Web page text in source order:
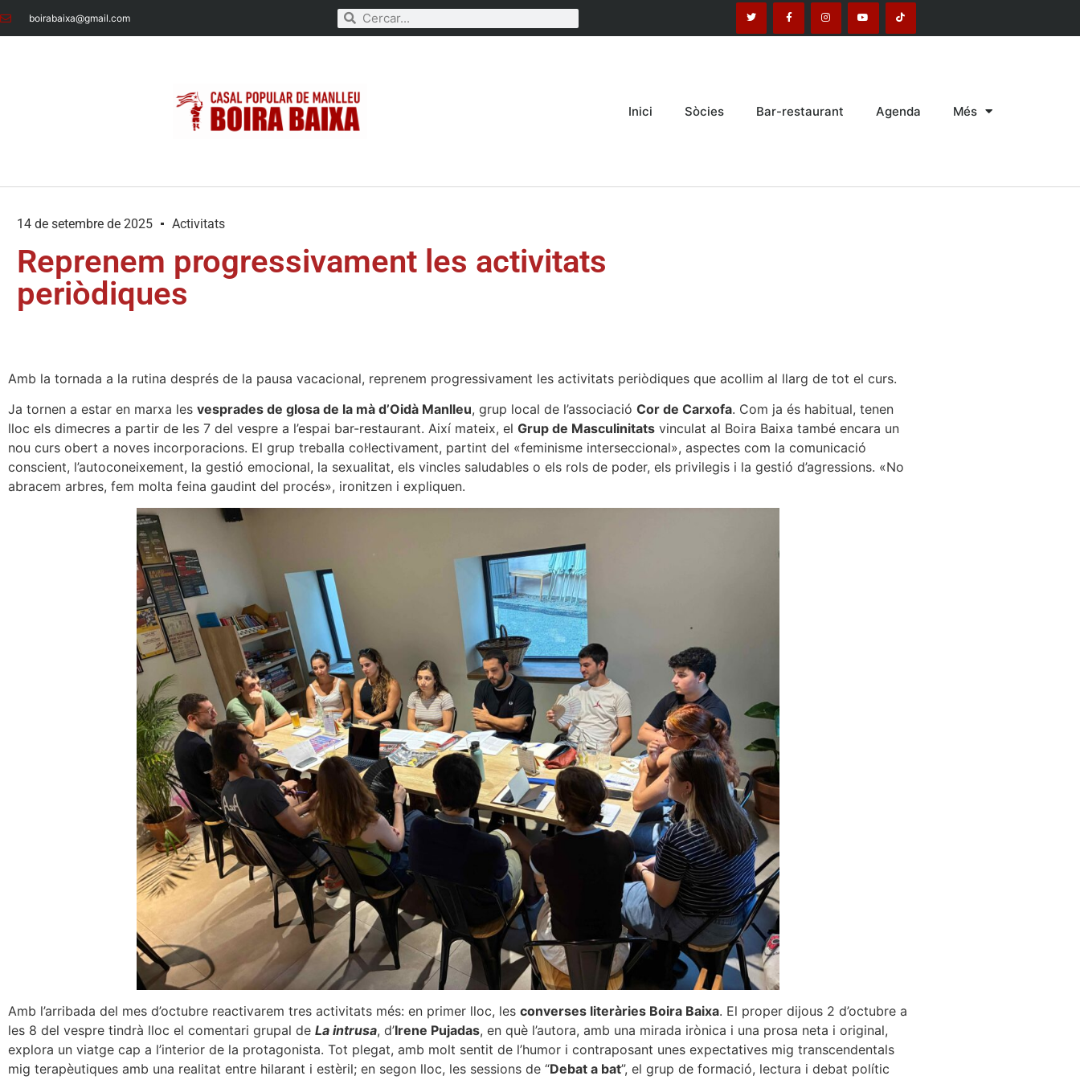
boirabaixa@gmail.com
Inici Sòcies Bar-restaurant Agenda Més
14 de setembre de 2025 Activitats
Reprenem progressivament les activitats
periòdiques
Amb la tornada a la rutina després de la pausa vacacional, reprenem progressivament les activitats periòdiques que acollim al llarg de tot el curs.
Ja tornen a estar en marxa les vesprades de glosa de la mà d’Oidà Manlleu, grup local de l’associació Cor de Carxofa. Com ja és habitual, tenen
lloc els dimecres a partir de les 7 del vespre a l’espai bar-restaurant. Així mateix, el Grup de Masculinitats vinculat al Boira Baixa també encara un
nou curs obert a noves incorporacions. El grup treballa col·lectivament, partint del «feminisme interseccional», aspectes com la comunicació
conscient, l’autoconeixement, la gestió emocional, la sexualitat, els vincles saludables o els rols de poder, els privilegis i la gestió d’agressions. «No
abracem arbres, fem molta feina gaudint del procés», ironitzen i expliquen.
Amb l’arribada del mes d’octubre reactivarem tres activitats més: en primer lloc, les converses literàries Boira Baixa. El proper dijous 2 d’octubre a
les 8 del vespre tindrà lloc el comentari grupal de La intrusa, d’Irene Pujadas, en què l’autora, amb una mirada irònica i una prosa neta i original,
explora un viatge cap a l’interior de la protagonista. Tot plegat, amb molt sentit de l’humor i contraposant unes expectatives mig transcendentals
mig terapèutiques amb una realitat entre hilarant i estèril; en segon lloc, les sessions de “Debat a bat”, el grup de formació, lectura i debat polític